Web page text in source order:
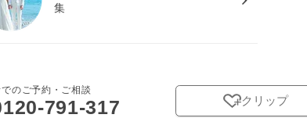
集
のご予約・ご相談
791-317 クリップ